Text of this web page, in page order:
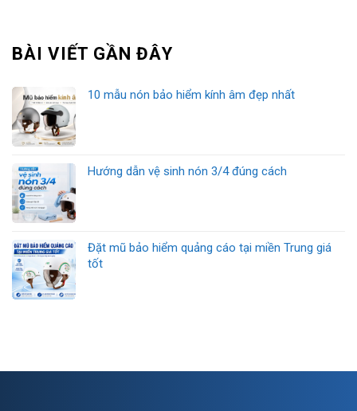
BÀI VIẾT GẦN ĐÂY
10 mẫu nón bảo hiểm kính âm đẹp nhất
Hướng dẫn vệ sinh nón 3/4 đúng cách
Đặt mũ bảo hiểm quảng cáo tại miền Trung giá
tốt